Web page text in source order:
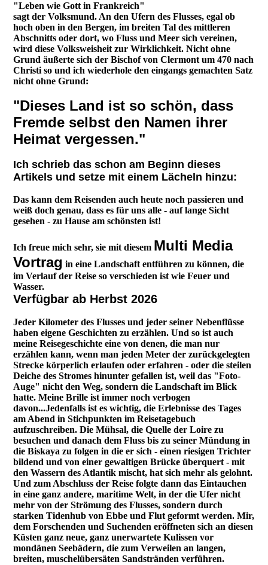
"Leben wie Gott in Frankreich"
sagt der Volksmund. An den Ufern des Flusses, egal ob
hoch oben in den Bergen, im breiten Tal des mittleren
Abschnitts oder dort, wo Fluss und Meer sich vereinen,
wird diese Volksweisheit zur Wirklichkeit.Nicht ohne
Grund äußerte sich der Bischof von Clermont um 470 nach
Christi so und ich wiederhole den eingangs gemachten Satz
nicht ohne Grund:
"Dieses Land ist so schön, dass
Fremde selbst den Namen ihrer
Heimat vergessen."
Ich schrieb das schon am Beginn dieses
Artikels und setze mit einem Lächeln hinzu:
Das kann dem Reisenden auch heute noch passieren und
weiß doch genau, dass es für uns alle - auf lange Sicht
gesehen - zu Hause am schönsten ist!
Ich freue mich sehr, sie mit diesem Multi Media
Vortrag in eine Landschaft entführen zu können, die
im Verlauf der Reise so verschieden ist wie Feuer und
Wasser.
Verfügbar ab Herbst 2026
Jeder Kilometer des Flusses und jeder seiner Nebenflüsse
haben eigene Geschichten zu erzählen. Und so ist auch
meine Reisegeschichte eine von denen, die man nur
erzählen kann, wenn man jeden Meter der zurückgelegten
Strecke körperlich erlaufen oder erfahren - oder die steilen
Deiche des Stromes hinunter gefallen ist, weil das "Foto-
Auge" nicht den Weg, sondern die Landschaft im Blick
hatte. Meine Brille ist immer noch verbogen
davon...Jedenfalls ist es wichtig, die Erlebnisse des Tages
am Abend in Stichpunkten im Reisetagebuch
aufzuschreiben. Die Mühsal, die Quelle der Loire zu
besuchen und danach dem Fluss bis zu seiner Mündung in
die Biskaya zu folgen in die er sich - einen riesigen Trichter
bildend und von einer gewaltigen Brücke überquert - mit
den Wassern des Atlantik mischt, hat sich mehr als gelohnt.
Und zum Abschluss der Reise folgte dann das Eintauchen
in eine ganz andere, maritime Welt, in der die Ufer nicht
mehr von der Strömung des Flusses, sondern durch
starken Tidenhub von Ebbe und Flut geformt werden. Mir,
dem Forschenden und Suchenden eröffneten sich an diesen
Küsten ganz neue, ganz unerwartete Kulissen vor
mondänen Seebädern, die zum Verweilen an langen,
breiten, muschelübersäten Sandstränden verführen.